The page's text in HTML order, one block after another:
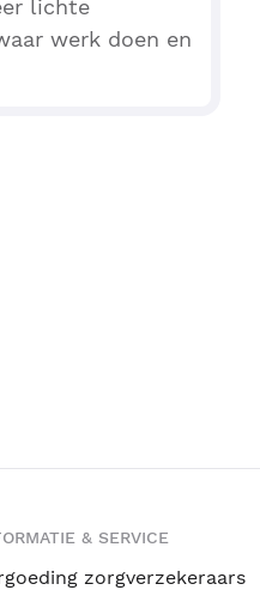
lichte
werk doen en
& SERVICE
zorgverzekeraars